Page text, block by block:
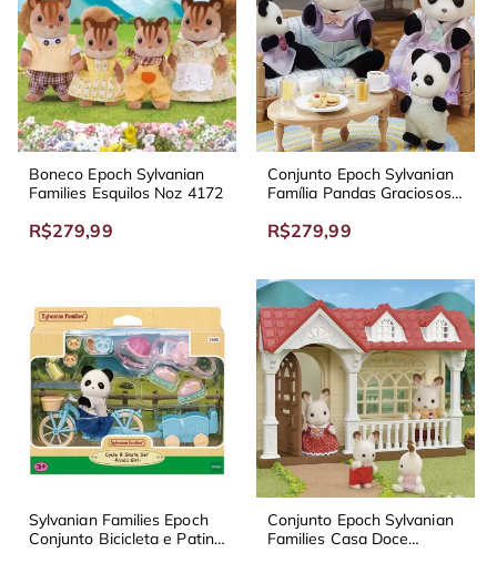
Boneco Epoch Sylvanian
Families Esquilos Noz 4172
R$279,99
Conjunto Epoch Sylvanian
Família Pandas Graciosos
R$279,99
Sylvanian Families Epoch
Conjunto Bicicleta e Patins
Conjunto Epoch Sylvanian
Families Casa Doce